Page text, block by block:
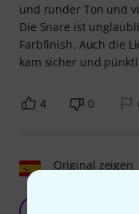
und runder Ton und
Die Snare ist
Farbfinish. Auch die
kam sicher und
4 0
Original zeigen
Eine